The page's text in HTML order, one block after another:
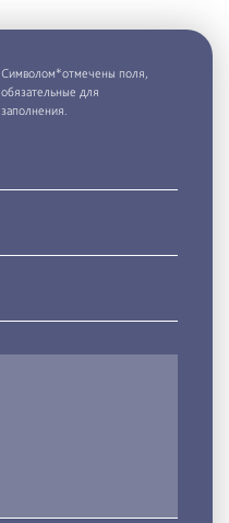
Символом*отмечены поля,
обязательные для
заполнения.